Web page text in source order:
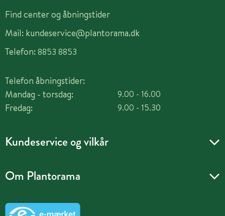
Find center og åbningstider
Mail: kundeservice@plantorama.dk
Telefon: 8853 8853
Telefon åbningstider:
Mandag - torsdag:
Fredag:
9.00 - 16.00
9.00 - 15.30
Kundeservice og vilkår
Om Plantorama